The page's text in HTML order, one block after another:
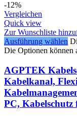
-12%
Vergleichen
Quick view
Zur Wunschliste
Ausführung wählen
Die Optionen können
AGPTEK
Kabelkanal,
PC,